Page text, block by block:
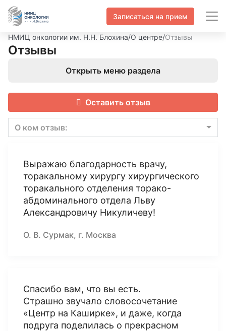
Записаться на прием
НМИЦ онкологии им. Н.Н. Блохина/О центре/Отзывы
Отзывы
Открыть меню раздела
Оставить отзыв
О ком отзыв:
Выражаю благодарность врачу,
торакальному хирургу хирургического
торакального отделения торако-
абдоминального отдела Льву
Александровичу Никуличеву!
О. В. Сурмак, г. Москва
Спасибо вам, что вы есть.
Страшно звучало словосочетание
«Центр на Каширке», и даже, когда
подруга поделилась о прекрасном